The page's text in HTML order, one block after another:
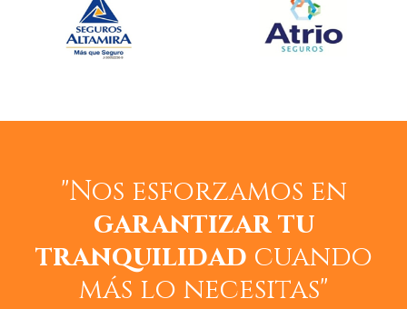
"Nos esforzamos en
garantizar tu
tranquilidad cuando
más lo necesitas"